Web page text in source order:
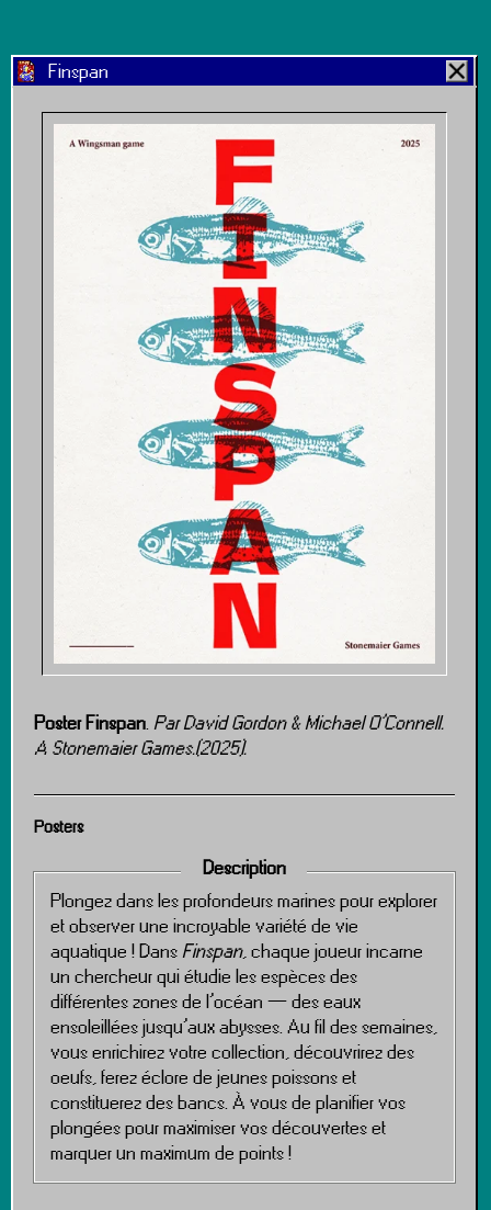
Finspan
Poster Finspan.Par David Gordon & Michael O’Connell.
A Stonemaier Games.(2025).
Posters
Description
Plongez dans les profondeurs marines pour explorer
et observer une incroyable variété de vie
aquatique ! DansFinspan, chaque joueur incarne
un chercheur qui étudie les espèces des
différentes zones de l’océan — des eaux
ensoleillées jusqu’aux abysses. Au fil des semaines,
vous enrichirez votre collection, découvrirez des
oeufs, ferez éclore de jeunes poissons et
constituerez des bancs. À vous de planifier vos
plongées pour maximiser vos découvertes et
marquer un maximum de points !